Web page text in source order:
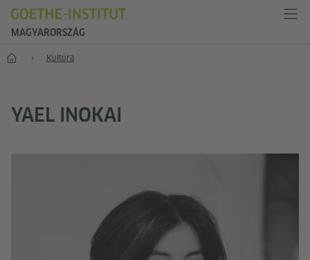
MAGYARORSZÁG
Főoldal Kultúra
YAEL INOKAI